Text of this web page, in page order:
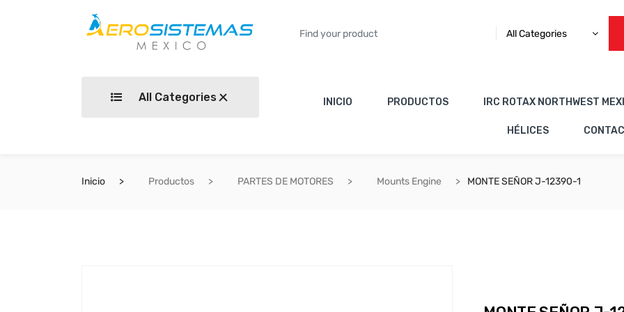
All Categories
All Categories INICIO PRODUCTOS IRC ROTAX NORTHWEST
HÉLICES
Inicio Productos PARTES DE MOTORES Mounts Engine MONTE SEÑOR J-12390-1